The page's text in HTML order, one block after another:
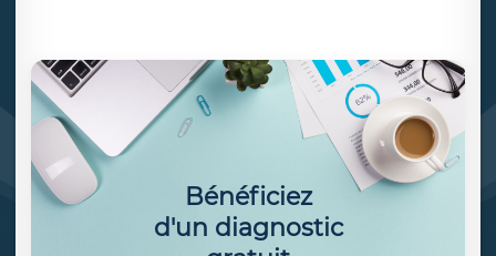
Bénéficiez
d'un diagnostic